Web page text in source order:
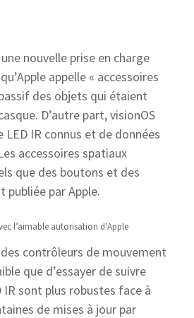
nouvelle prise en charge
appelle « accessoires
des objets qui étaient
D’autre part, visionOS
IR connus et de données
accessoires spatiaux
que des boutons et des
par Apple.
l’aimable autorisation d’Apple
contrôleurs de mouvement
que d’essayer de suivre
sont plus robustes face à
de mises à jour par